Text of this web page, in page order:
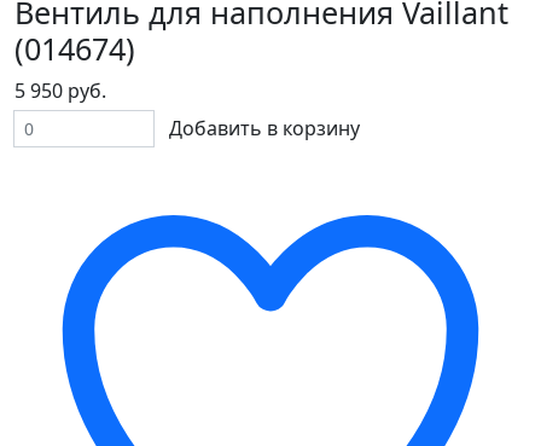
Вентиль для наполнения Vaillant
(014674)
5 950 руб.
Добавить в корзину